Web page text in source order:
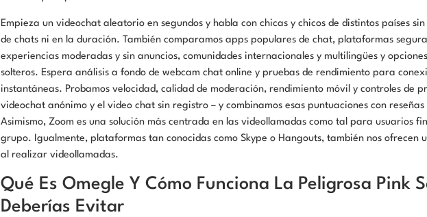
Empieza un videochat aleatorio en segundos y habla con chicas y chicos de distintos países
de chats ni en la duración. También comparamos apps populares de chat, plataformas
experiencias moderadas y sin anuncios, comunidades internacionales y multilingües y
solteros. Espera análisis a fondo de webcam chat online y pruebas de rendimiento para
instantáneas. Probamos velocidad, calidad de moderación, rendimiento móvil y controles de
videochat anónimo y el video chat sin registro – y combinamos esas puntuaciones con
Asimismo, Zoom es una solución más centrada en las videollamadas como tal para usuarios
grupo. Igualmente, plataformas tan conocidas como Skype o Hangouts, también nos ofrecen
al realizar videollamadas.
Qué Es Omegle Y Cómo Funciona La Peligrosa Pink
Deberías Evitar